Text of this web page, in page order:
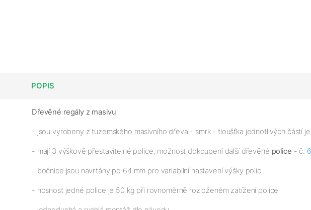
POPIS
Dřevěné regály z masivu
- jsou vyrobeny z tuzemského masivního dřeva - smrk - tloušťka jednotlivých částí je
- mají 3 výškově přestavitelné police, možnost dokoupení další dřevěné police - č.
- bočnice jsou navrtány po 64 mm pro variabilní nastavení výšky polic
- nosnost jedné police je 50 kg při rovnoměrně rozloženém zatížení police